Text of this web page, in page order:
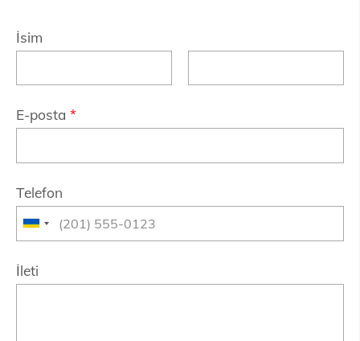
İsim
E-posta *
Telefon
İleti